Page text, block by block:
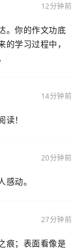
12分钟前
。你的作文功底
学习过程中，
14分钟前
！
20分钟前
动。
27分钟前
痕；表面看像是